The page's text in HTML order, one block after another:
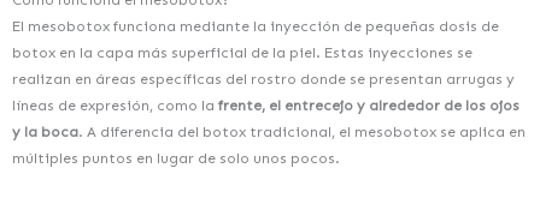
El mesobotox funciona mediante la inyección de pequeñas dosis de
botox en la capa más superficial de la piel. Estas inyecciones se
realizan en áreas específicas del rostro donde se presentan arrugas y
líneas de expresión, como la frente, el entrecejo y alrededor de los ojos
y la boca. A diferencia del botox tradicional, el mesobotox se aplica en
múltiples puntos en lugar de solo unos pocos.